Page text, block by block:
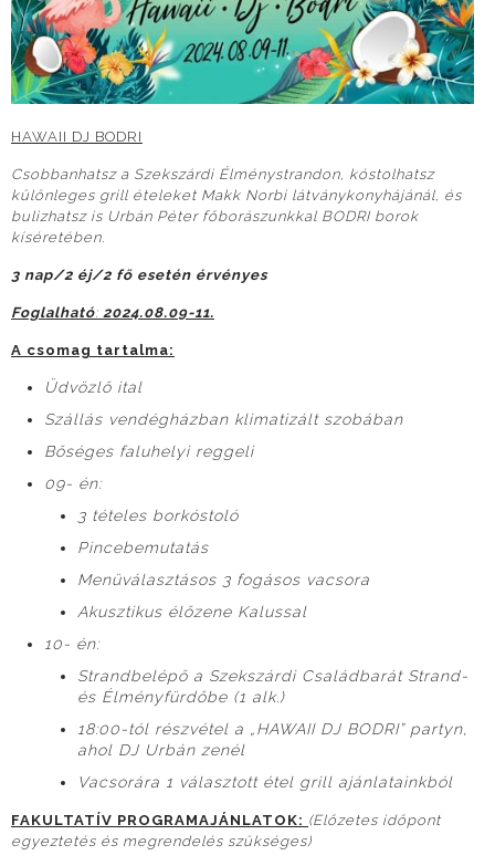
HAWAII DJ BODRI
Csobbanhatsz a Szekszárdi Élménystrandon, kóstolhatsz
különleges grill ételeket Makk Norbi látványkonyhájánál, és
bulizhatsz is Urbán Péter főborászunkkal BODRI borok
kíséretében.
3 nap/2 éj/2 fő esetén érvényes
Foglalható: 2024.08.09-11.
A csomag tartalma:
Üdvözlő ital
Szállás vendégházban klimatizált szobában
Bőséges faluhelyi reggeli
09- én:
3 tételes borkóstoló
Pincebemutatás
Menüválasztásos 3 fogásos vacsora
Akusztikus élőzene Kalussal
10- én:
Strandbelépő a Szekszárdi Családbarát Strand-
és Élményfürdőbe (1 alk.)
18:00-tól részvétel a „HAWAII DJ BODRI” partyn,
ahol DJ Urbán zenél
Vacsorára 1 választott étel grill ajánlatainkból
FAKULTATÍV PROGRAMAJÁNLATOK: (Előzetes időpont
egyeztetés és megrendelés szükséges)